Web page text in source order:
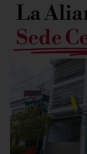
La
Sede